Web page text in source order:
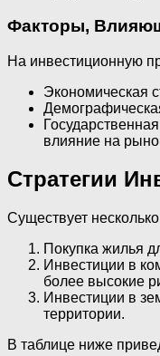
Факторы‚
На инвестиционную
Экономическая
влияние на
Стратегии
Существует
Покупка жилья
Инвестиции в
более высокие
Инвестиции в
территории.
В таблице ниже